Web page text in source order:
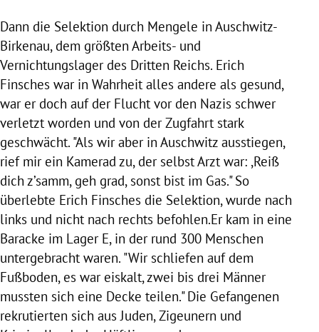
Dann die Selektion durch Mengele in Auschwitz-
Birkenau, dem größten Arbeits- und
Vernichtungslager des Dritten Reichs. Erich
Finsches war in Wahrheit alles andere als gesund,
war er doch auf der Flucht vor den Nazis schwer
verletzt worden und von der Zugfahrt stark
geschwächt. "Als wir aber in Auschwitz ausstiegen,
rief mir ein Kamerad zu, der selbst Arzt war: ,Reiß
dich z’samm, geh grad, sonst bist im Gas." So
überlebte Erich Finsches die Selektion, wurde nach
links und nicht nach rechts befohlen.Er kam in eine
Baracke im Lager E, in der rund 300 Menschen
untergebracht waren. "Wir schliefen auf dem
Fußboden, es war eiskalt, zwei bis drei Männer
mussten sich eine Decke teilen." Die Gefangenen
rekrutierten sich aus Juden, Zigeunern und